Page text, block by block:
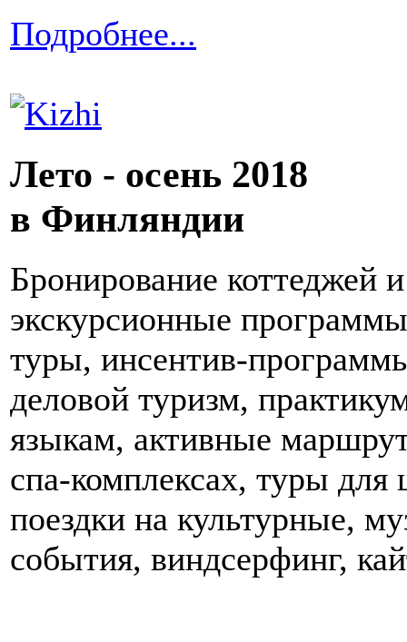
Подробнее...
Лето - осень 2018
в Финляндии
Бронирование коттеджей
экскурсионные
туры, инсентив-
деловой туризм,
языкам, активные
спа-комплексах, туры для
поездки на культурные,
события, виндсерфинг,